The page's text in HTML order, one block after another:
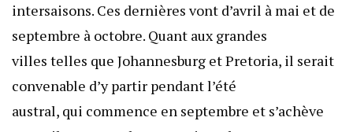
intersaisons. Ces dernières vont d’avril à mai et de
septembre à octobre. Quant aux grandes
villes telles que Johannesburg et Pretoria, il serait
convenable d’y partir pendant l’été
austral, qui commence en septembre et s’achève